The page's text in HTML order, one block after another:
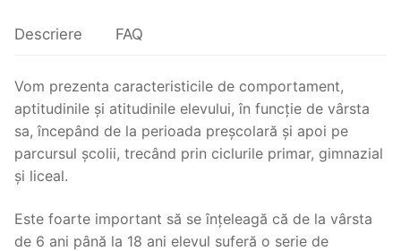
Descriere FAQ
Vom prezenta caracteristicile de comportament,
aptitudinile și atitudinile elevului, în funcție de vârsta
sa, începând de la perioada preșcolară și apoi pe
parcursul școlii, trecând prin ciclurile primar, gimnazial
și liceal.
Este foarte important să se înțeleagă că de la vârsta
de 6 ani până la 18 ani elevul suferă o serie de